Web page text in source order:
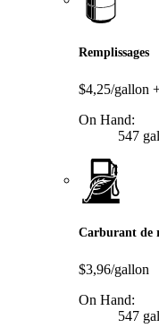
Remplissages
$4,25/gallon
On Hand:
547
Carburant de
$3,96/gallon
On Hand:
547